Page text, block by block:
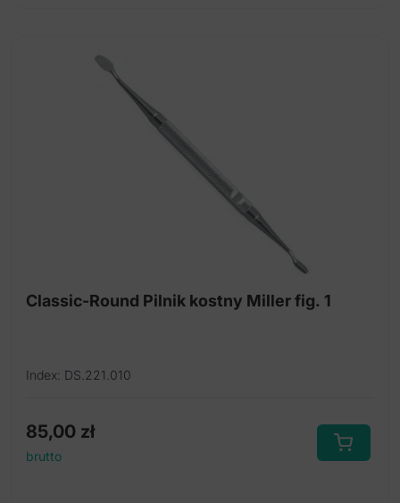
Classic-Round Pilnik kostny Miller fig. 1
Index: DS.221.010
85,00 zł
brutto